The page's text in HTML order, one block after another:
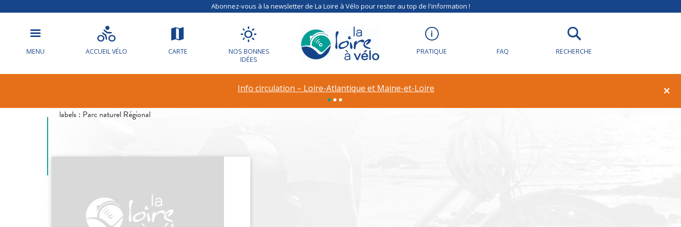
Abonnez-vous à la newsletter de La Loire à Vélo pour rester au top de l'information !
MENU ACCUEIL VÉLO CARTE
NOS BONNES
IDÉES
PRATIQUE FAQ RECHERCHE
×
Info circulation – Loire-Atlantique et Maine-et-Loire
LA LOIRE, FLEUVE ROYAL
labels : Parc naturel Régional